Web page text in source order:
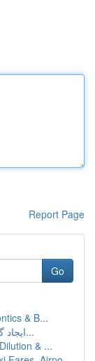
Report Page
Go
& B...
ایجاد گیم مار با پایتن و ترتل: کتابچه راهنما بص...
& ...